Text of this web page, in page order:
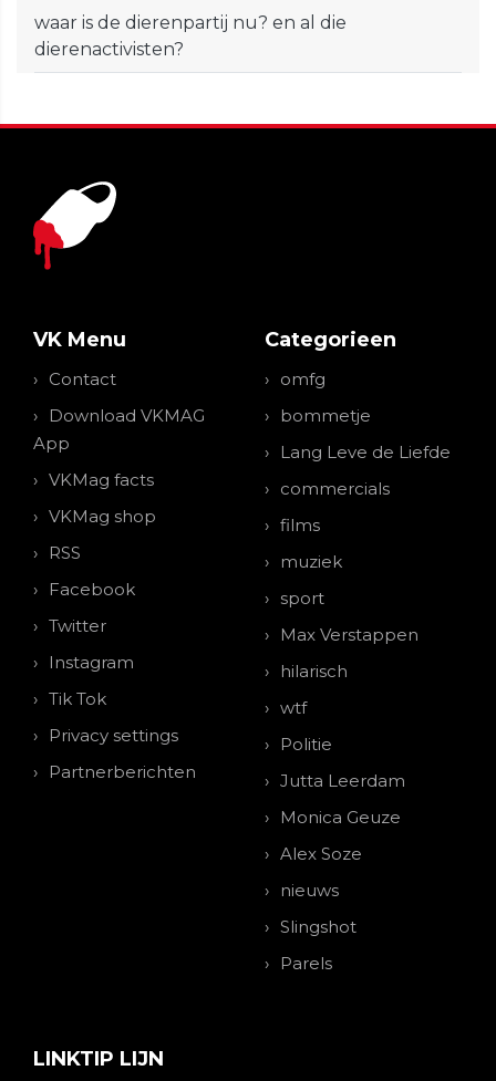
waar is de dierenpartij nu? en al die
dierenactivisten?
VK Menu
Contact
Download VKMAG
App
VKMag facts
VKMag shop
RSS
Facebook
Twitter
Instagram
Tik Tok
Privacy settings
Partnerberichten
Categorieen
omfg
bommetje
Lang Leve de Liefde
commercials
films
muziek
sport
Max Verstappen
hilarisch
wtf
Politie
Jutta Leerdam
Monica Geuze
Alex Soze
nieuws
Slingshot
Parels
LINKTIP LIJN